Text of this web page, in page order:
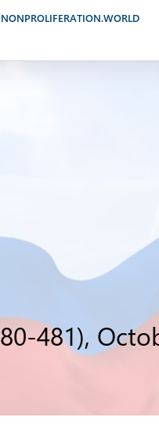
NONPROLIFERATION.WORLD
481),